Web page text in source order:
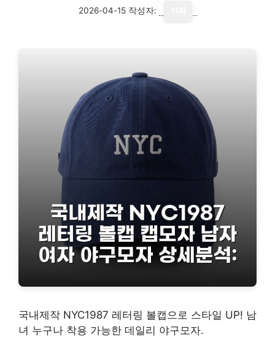
2026-04-15 작성자:
국내제작 NYC1987 레터링 볼캡으로 스타일 UP! 남
녀 누구나 착용 가능한 데일리 야구모자.